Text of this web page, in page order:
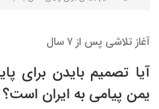
آغاز تلاشی پس از ۷ سال
آیا تصمیم بایدن برای
یمن پیامی به ایران است؟